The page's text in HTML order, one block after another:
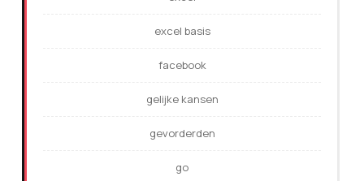
excel basis
facebook
gelijke kansen
gevorderden
go